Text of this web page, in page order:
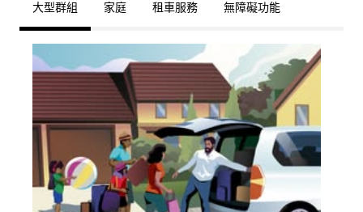
大型群組 家庭 租車服務 無障礙功能